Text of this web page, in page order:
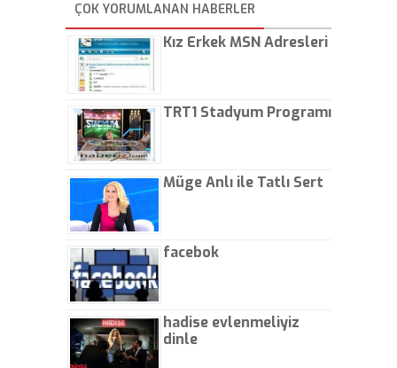
kaptırıyorsunuz. - Kayhan
Gezenti
ÇOK YORUMLANAN HABERLER
Kız Erkek MSN Adresleri
TRT1 Stadyum Programı
Müge Anlı ile Tatlı Sert
facebok
hadise evlenmeliyiz
dinle